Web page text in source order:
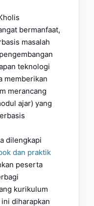
bermanfaat,
masalah
teknologi
memberikan
merancang
ajar) yang
dilengkapi
dan praktik
peserta
kurikulum
diharapkan